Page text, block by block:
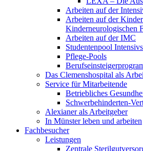
Arbeiten auf der
Arbeiten auf der
Kinderneurologischen
Arbeiten auf der IMC
Studentenpool
Pflege-Pools
Das Clemenshospital als
Service für Mitarbeitende
Betriebliches
Schwerbehinderten-
Alexianer als Arbeitgeber
In Münster leben und arbeiten
Fachbesucher
Leistungen
Zentrale